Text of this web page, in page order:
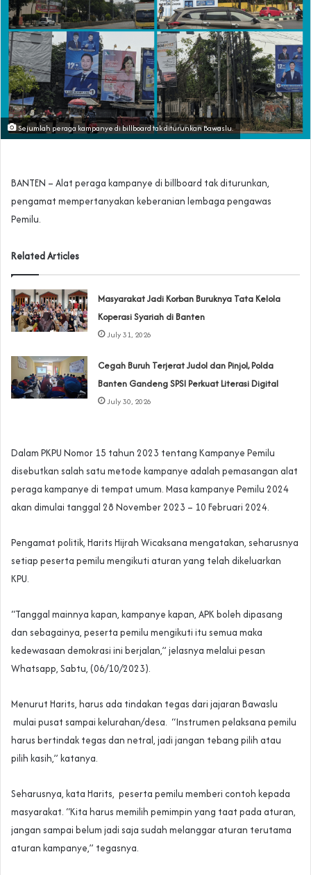
Sejumlah peraga kampanye di billboard tak diturunkan Bawaslu.
BANTEN – Alat peraga kampanye di billboard tak diturunkan,
pengamat mempertanyakan keberanian lembaga pengawas
Pemilu.
Related Articles
‎Masyarakat Jadi Korban Buruknya Tata Kelola
Koperasi Syariah di Banten
July 31, 2026
Cegah Buruh Terjerat Judol dan Pinjol, Polda
Banten Gandeng SPSI Perkuat Literasi Digital
July 30, 2026
Dalam PKPU Nomor 15 tahun 2023 tentang Kampanye Pemilu
disebutkan salah satu metode kampanye adalah pemasangan alat
peraga kampanye di tempat umum. Masa kampanye Pemilu 2024
akan dimulai tanggal 28 November 2023 – 10 Februari 2024.
Pengamat politik, Harits Hijrah Wicaksana mengatakan, seharusnya
setiap peserta pemilu mengikuti aturan yang telah dikeluarkan
KPU.
“Tanggal mainnya kapan, kampanye kapan, APK boleh dipasang
dan sebagainya, peserta pemilu mengikuti itu semua maka
kedewasaan demokrasi ini berjalan,” jelasnya melalui pesan
Whatsapp, Sabtu, (06/10/2023).
Menurut Harits, harus ada tindakan tegas dari jajaran Bawaslu
mulai pusat sampai kelurahan/desa. “Instrumen pelaksana pemilu
harus bertindak tegas dan netral, jadi jangan tebang pilih atau
pilih kasih,” katanya.
Seharusnya, kata Harits, peserta pemilu memberi contoh kepada
masyarakat. “Kita harus memilih pemimpin yang taat pada aturan,
jangan sampai belum jadi saja sudah melanggar aturan terutama
aturan kampanye,” tegasnya.